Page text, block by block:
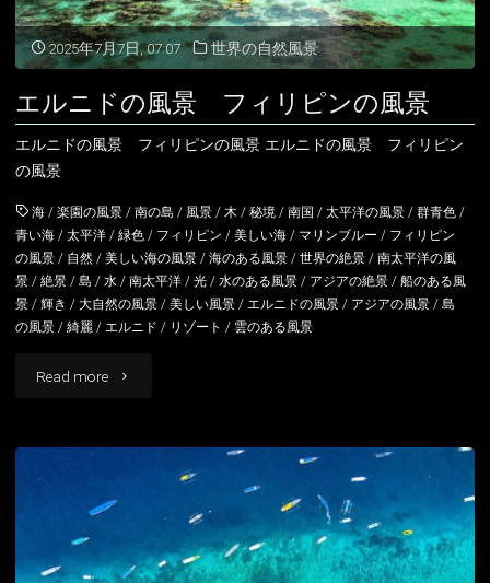
ン
風
2025年7月7日, 07:07 世界の自然風景
エルニドの風景 フィリピンの風景
エルニドの風景 フィリピンの風景 エルニドの風景 フィリピン
の風景
海 /楽園の風景 /南の島 / 風景 / 木 /秘境 /南国 /太平洋の風景 /群青色 /
青い海 /太平洋 /緑色 / フィリピン /美しい海 / マリンブルー / フィリピン
の風景 / 自然 /美しい海の風景 /海のある風景 /世界の絶景 /南太平洋の風
景 /絶景 /島 /水 /南太平洋 /光 /水のある風景 / アジアの絶景 /船のある風
景 /輝き /大自然の風景 /美しい風景 / エルニドの風景 / アジアの風景 /島
の風景 /綺麗 / エルニド / リゾート / 雲のある風景
Read more "エ
ド